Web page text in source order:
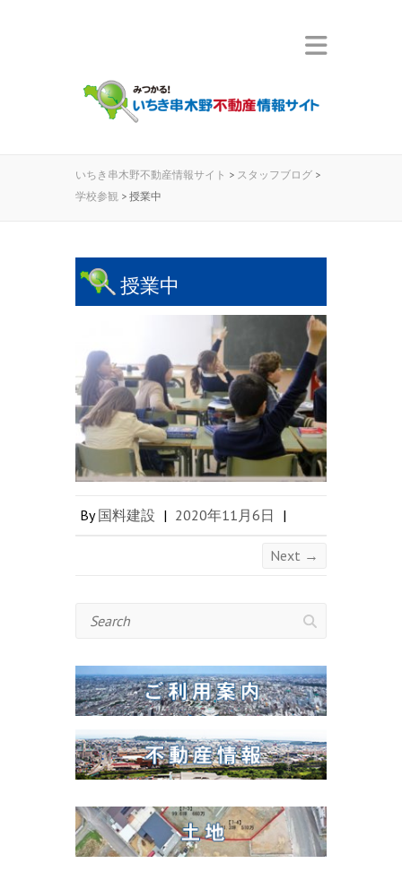
いちき串木野不動産情報サイト > スタッフブログ >
学校参観 > 授業中
授業中
By国料建設 | 2020年11月6日 |
Next →
Search